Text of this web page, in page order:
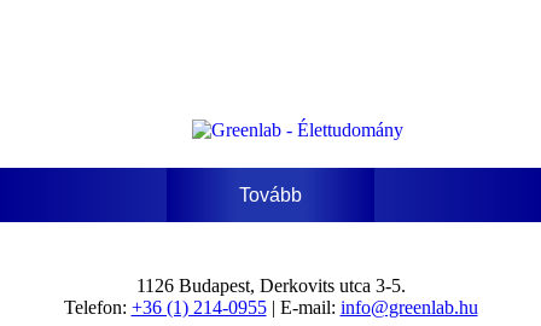
Tovább
1126 Budapest, Derkovits utca 3-5.
Telefon: +36 (1) 214-0955| E-mail: info@greenlab.hu